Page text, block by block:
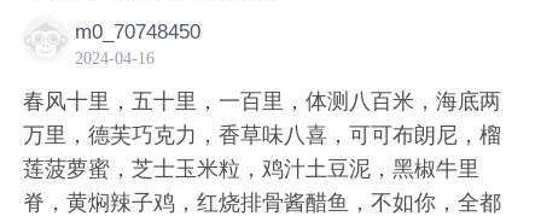
m0_70748450
2024-04-16
春风十里，五十里，一百里，体测八百米，海底两
万里，德芙巧克力，香草味八喜，可可布朗尼，榴
莲菠萝蜜，芝士玉米粒，鸡汁土豆泥，黑椒牛里
脊，黄焖辣子鸡，红烧排骨酱醋鱼，不如你，全都